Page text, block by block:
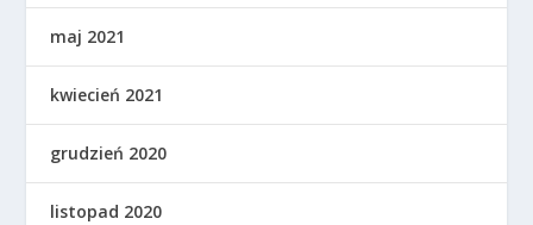
maj 2021
kwiecień 2021
grudzień 2020
listopad 2020